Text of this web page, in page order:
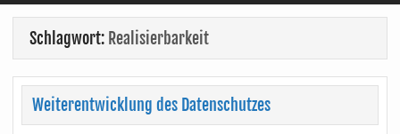
Schlagwort: Realisierbarkeit
Weiterentwicklung des Datenschutzes